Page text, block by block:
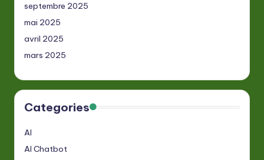
septembre 2025
mai 2025
avril 2025
mars 2025
Categories
AI
AI Chatbot